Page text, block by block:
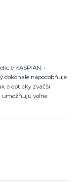
KASPIAN. •
dokonale napodobňuje
a opticky zväčší
umožňujú voľne